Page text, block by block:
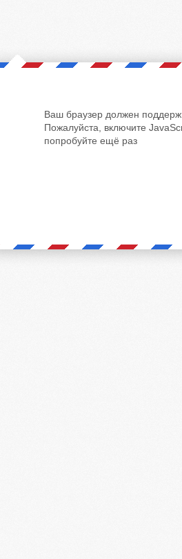
Ваш браузер должен
Пожалуйста, включите
попробуйте ещё раз